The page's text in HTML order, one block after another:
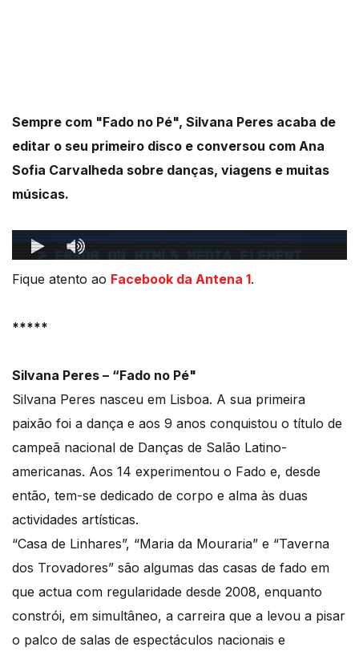
Sempre com "Fado no Pé", Silvana Peres acaba de
editar o seu primeiro disco e conversou com Ana
Sofia Carvalheda sobre danças, viagens e muitas
músicas.
Fique atento ao Facebook da Antena 1.
*****
Silvana Peres – “Fado no Pé"
Silvana Peres nasceu em Lisboa. A sua primeira
paixão foi a dança e aos 9 anos conquistou o título de
campeã nacional de Danças de Salão Latino-
americanas. Aos 14 experimentou o Fado e, desde
então, tem-se dedicado de corpo e alma às duas
actividades artísticas.
“Casa de Linhares”, “Maria da Mouraria” e “Taverna
dos Trovadores” são algumas das casas de fado em
que actua com regularidade desde 2008, enquanto
constrói, em simultâneo, a carreira que a levou a pisar
o palco de salas de espectáculos nacionais e